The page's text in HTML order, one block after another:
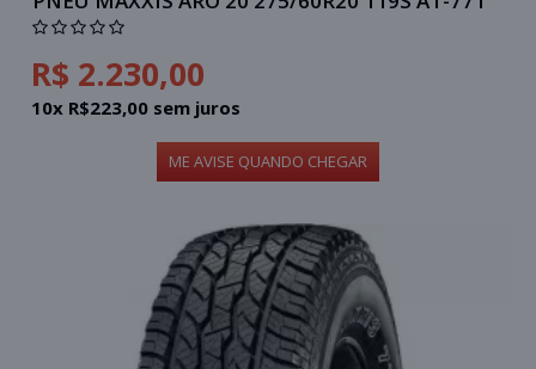
R$ 2.230,00
10x R$223,00 sem juros
ME AVISE QUANDO CHEGAR